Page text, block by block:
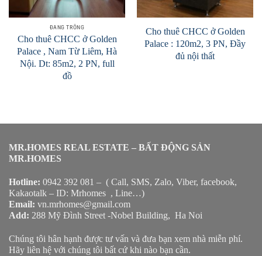
ĐANG TRỐNG
Cho thuê CHCC ở Golden
Palace , Nam Từ Liêm, Hà
Nội. Dt: 85m2, 2 PN, full
đồ
Cho thuê CHCC ở Golden
Palace : 120m2, 3 PN, Đầy
đủ nội thất
MR.HOMES REAL ESTATE – BẤT ĐỘNG SẢN
MR.HOMES
Hotline: 0942 392 081 – ( Call, SMS, Zalo, Viber, facebook,
Kakaotalk – ID: Mrhomes , Line…)
Email: vn.mrhomes@gmail.com
Add: 288 Mỹ Đình Street -Nobel Building, Ha Noi
Chúng tôi hân hạnh được tư vấn và đưa bạn xem nhà miễn phí.
Hãy liên hệ với chúng tôi bất cứ khi nào bạn cần.